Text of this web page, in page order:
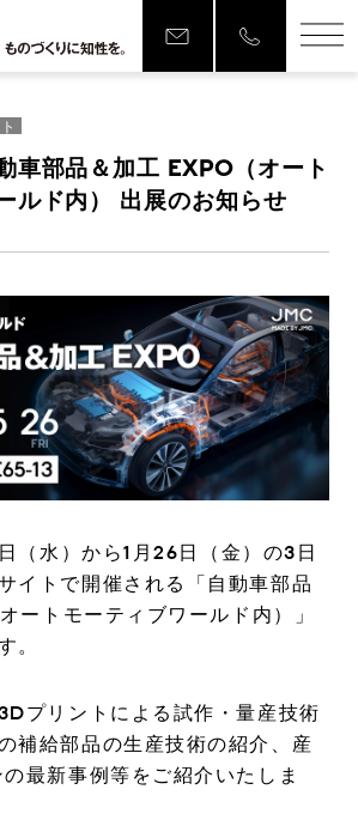
車部品＆加工 EXPO（オート
ルド内） 出展のお知らせ
（水）から1月26日（金）の3日
イトで開催される「自動車部品
ートモーティブワールド内）」
。
プリントによる試作・量産技術
補給部品の生産技術の紹介、産
最新事例等をご紹介いたしま